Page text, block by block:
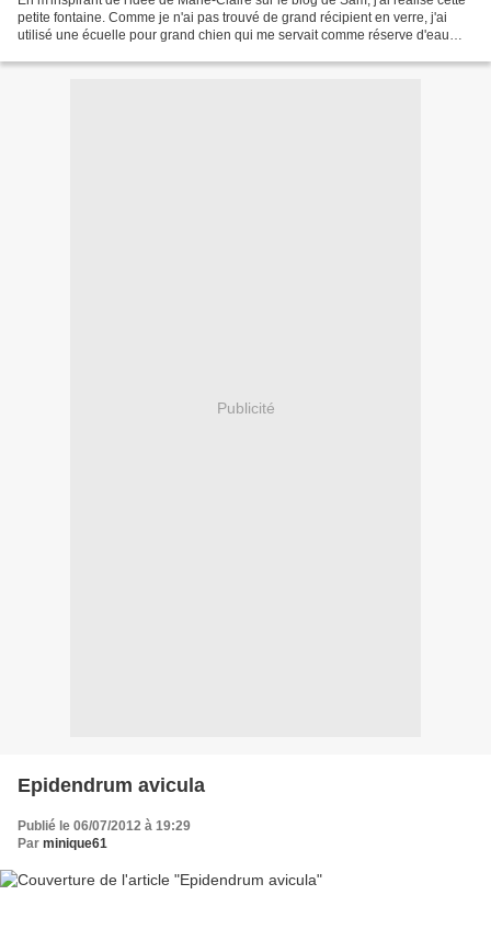
petite fontaine. Comme je n'ai pas trouvé de grand récipient en verre, j'ai
utilisé une écuelle pour grand chien qui me servait comme réserve d'eau
Publicité
Epidendrum avicula
Publié le 06/07/2012 à 19:29
Par minique61